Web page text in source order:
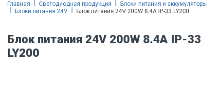
Главная Светодиодная продукция
Блоки питания и аккумуляторы
Блоки питания 24V
Блок питания 24V 200W 8.4A IP-33 LY200
Блок питания 24V 200W 8.4A IP-33
LY200